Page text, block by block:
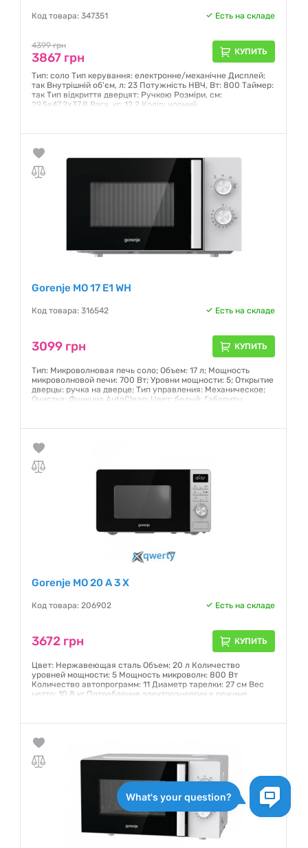
Код товара: 347351 Есть на складе
4399 грн
3867 грн КУПИТЬ
Тип: соло Тип керування: електронне/механічне Дисплей:
так Внутрішній об'єм, л: 23 Потужність НВЧ, Вт: 800 Таймер:
так Тип відкриття дверцят: Ручкою Розміри, см:
29.5×47.2×37.8 Вага, кг: 12.2 Колір: чорний
Gorenje MO 17 E1 WH
Код товара: 316542 Есть на складе
3099 грн КУПИТЬ
Тип: Микроволновая печь соло; Объем: 17 л; Мощность
микроволновой печи: 700 Вт; Уровни мощности: 5; Открытие
дверцы: ручка на дверце; Тип управления: Механическое;
Очистка: Функция AutoClean; Цвет: белый; Габариты
Гарантия:24 месяца
Gorenje MO 20 A 3 X
Код товара: 206902 Есть на складе
3672 грн КУПИТЬ
Цвет: Нержавеющая сталь Объем: 20 л Количество
уровней мощности: 5 Мощность микроволн: 800 Вт
Количество автопрограмм: 11 Диаметр тарелки: 27 см Вес
нетто: 10.8 кг Потребление электроэнергии в режиме
(шхвхг): 45.1х25.7х34.3 см
Гарантия: